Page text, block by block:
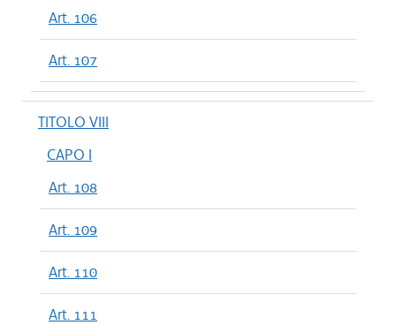
Art. 106
Art. 107
TITOLO VIII
CAPO I
Art. 108
Art. 109
Art. 110
Art. 111